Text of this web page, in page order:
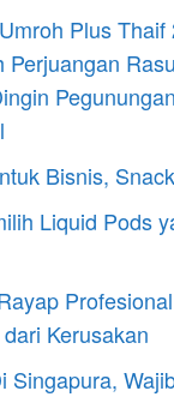
Plus Thaif
Perjuangan
Bisnis,
Liquid Pods
Kerusakan
Singapura,